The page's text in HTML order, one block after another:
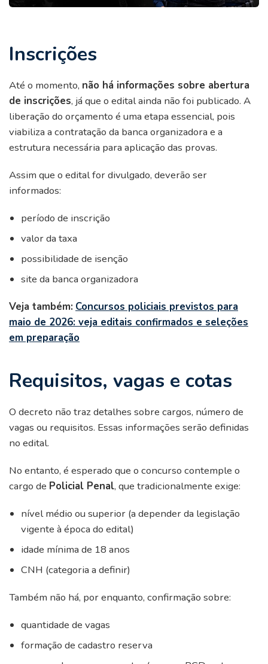
Inscrições
Até o momento, não há informações sobre abertura
de inscrições, já que o edital ainda não foi publicado. A
liberação do orçamento é uma etapa essencial, pois
viabiliza a contratação da banca organizadora e a
estrutura necessária para aplicação das provas.
Assim que o edital for divulgado, deverão ser
informados:
período de inscrição
valor da taxa
possibilidade de isenção
site da banca organizadora
Veja também: Concursos policiais previstos para
maio de 2026: veja editais confirmados e seleções
em preparação
Requisitos, vagas e cotas
O decreto não traz detalhes sobre cargos, número de
vagas ou requisitos. Essas informações serão definidas
no edital.
No entanto, é esperado que o concurso contemple o
cargo de Policial Penal, que tradicionalmente exige:
nível médio ou superior (a depender da legislação
vigente à época do edital)
idade mínima de 18 anos
CNH (categoria a definir)
Também não há, por enquanto, confirmação sobre:
quantidade de vagas
formação de cadastro reserva